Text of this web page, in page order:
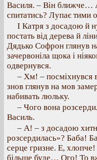
Василя. – Він ближче…
спитатись? Лупає тими
І Катря з досадою й
постать від дерева й
Дядько Софрон глянув
зачервоніла щока і
одвернувся.
– Хм! – посміхнувся
знов глянув на мов
набивать люльку.
– Чого вона
Василь.
– А! – з досадою
розсердилась»? Баба!
серце гризне. Е,
більше буде… Ого! То